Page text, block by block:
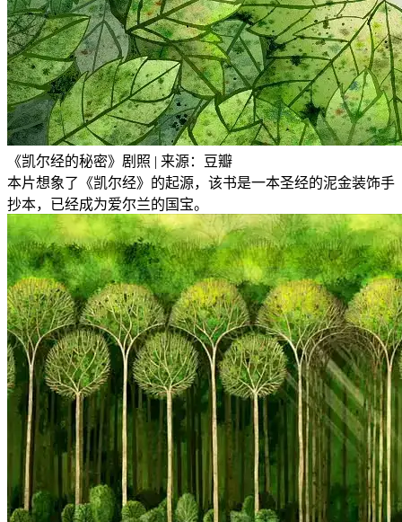
《凯尔经的秘密》剧照 | 来源：豆瓣
本片想象了《凯尔经》的起源，该书是一本圣经的泥金装饰手
抄本，已经成为爱尔兰的国宝。